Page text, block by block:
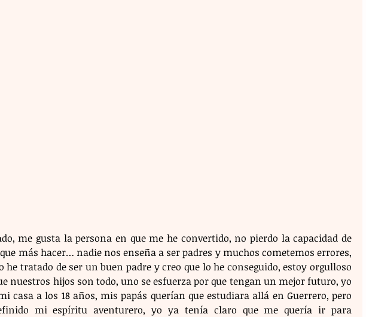
me gusta la persona en que me he convertido, no pierdo la capacidad de
más hacer… nadie nos enseña a ser padres y muchos cometemos errores,
he tratado de ser un buen padre y creo que lo he conseguido, estoy orgulloso
nuestros hijos son todo, uno se esfuerza por que tengan un mejor futuro, yo
casa a los 18 años, mis papás querían que estudiara allá en Guerrero, pero
mi espíritu aventurero, yo ya tenía claro que me quería ir para